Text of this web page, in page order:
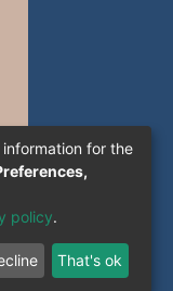
for the
policy.
That's ok